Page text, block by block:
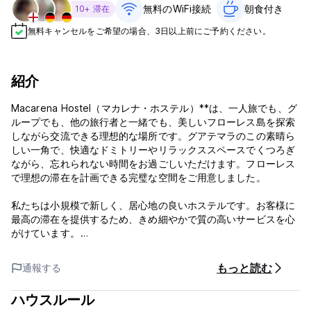
10+ 滞在 無料のWiFi接続 朝食付き‎
無料キャンセルをご希望の場合、3日以上前にご予約ください。
紹介
Macarena Hostel（マカレナ・ホステル）**は、一人旅でも、グ
ループでも、他の旅行者と一緒でも、美しいフローレス島を探索
しながら交流できる理想的な場所です。グアテマラのこの素晴ら
しい一角で、快適なドミトリーやリラックススペースでくつろぎ
ながら、忘れられない時間をお過ごしいただけます。フローレス
で理想の滞在を計画できる完璧な空間をご用意しました。
私たちは小規模で新しく、居心地の良いホステルです。お客様に
最高の滞在を提供するため、きめ細やかで質の高いサービスを心
がけています。
な文化的アクティビティも楽しめるよう、丁寧に設計されていま
す。
当ホステルは絶好のロケーションにあり、湖まで徒歩1ブロック以
通報する もっと読む
ハウスルール